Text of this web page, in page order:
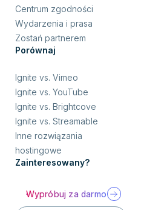
Centrum zgodności
Wydarzenia i prasa
Zostań partnerem
Porównaj
Ignite vs. Vimeo
Ignite vs. YouTube
Ignite vs. Brightcove
Ignite vs. Streamable
Inne rozwiązania
hostingowe
Zainteresowany?
Wypróbuj za darmo